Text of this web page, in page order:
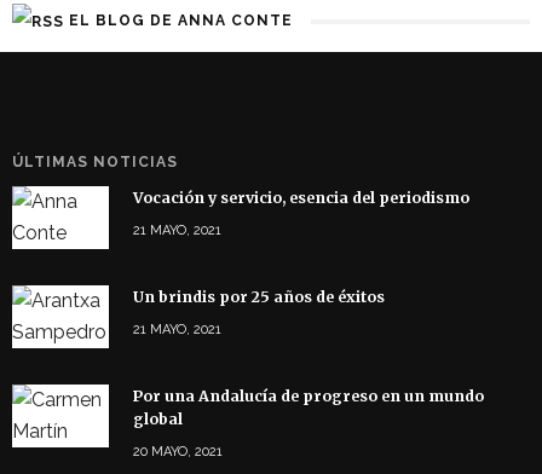
EL BLOG DE ANNA CONTE
ÚLTIMAS NOTICIAS
Vocación y servicio, esencia del periodismo
21 MAYO, 2021
Un brindis por 25 años de éxitos
21 MAYO, 2021
Por una Andalucía de progreso en un mundo
global
20 MAYO, 2021